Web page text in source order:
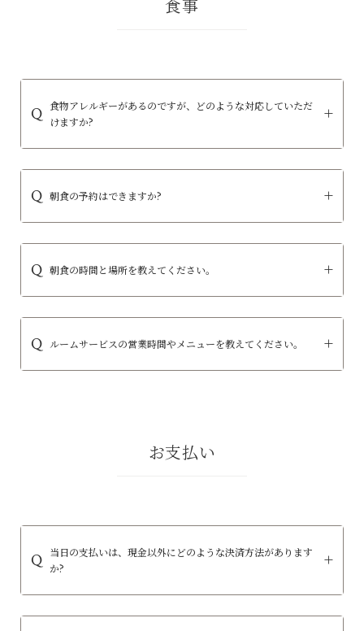
食事
食物アレルギーがあるのですが、どのような対応していただ
けますか?
朝食の予約はできますか?
朝食の時間と場所を教えてください。
ルームサービスの営業時間やメニューを教えてください。
お支払い
当日の支払いは、現金以外にどのような決済方法があります
か?